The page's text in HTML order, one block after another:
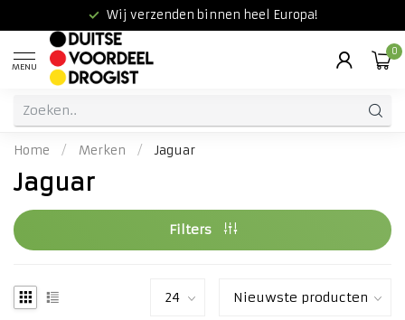
Wij verzenden binnen heel Europa!
MENU
0
Home / Merken / Jaguar
Jaguar
Filters